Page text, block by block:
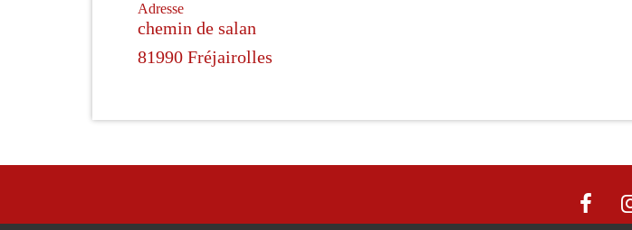
Adresse
chemin de salan
81990 Fréjairolles